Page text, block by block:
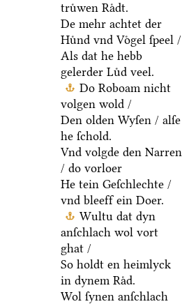
truͤwen Raͤdt.
De mehr achtet der
Huͤnd vnd Voͤgel ſpeel /
Als dat he hebb
gelerder Luͤd veel.
Do Roboam nicht
volgen wold /
Den olden Wyſen / alſe
he ſchold.
Vnd volgde den Narren
/ do vorloer
He tein Geſchlechte /
vnd bleeff ein Doer.
Wultu dat dyn
anſchlach wol vort
ghat /
So holdt en heimlyck
in dynem Raͤd.
Wol ſynen anſchlach